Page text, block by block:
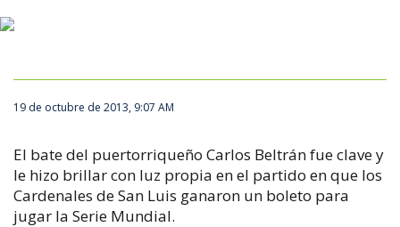
19 de octubre de 2013, 9:07 AM
El bate del puertorriqueño Carlos Beltrán fue clave y
le hizo brillar con luz propia en el partido en que los
Cardenales de San Luis ganaron un boleto para
jugar la Serie Mundial.